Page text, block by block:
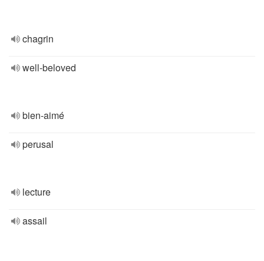
chagrin
well-beloved
bien-aimé
perusal
lecture
assail